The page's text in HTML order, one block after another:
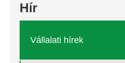
Hír
Vállalati hírek